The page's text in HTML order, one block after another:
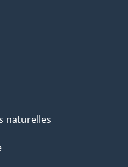
naturelles